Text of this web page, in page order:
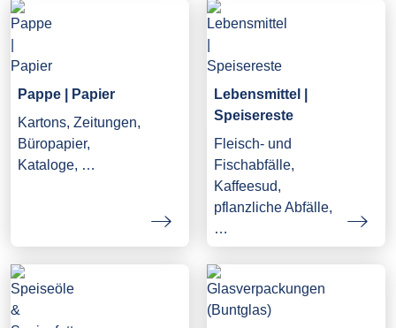
Pappe | Papier
Kartons, Zeitungen,
Büropapier,
Kataloge, …
Lebensmittel |
Speisereste
Fleisch- und
Fischabfälle,
Kaffeesud,
pflanzliche Abfälle,
…